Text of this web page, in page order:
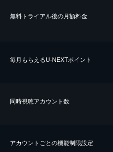
無料トライアル後の⽉額料金
毎⽉もらえるU-NEXTポイント
同時視聴アカウント数
アカウントごとの機能制限設定